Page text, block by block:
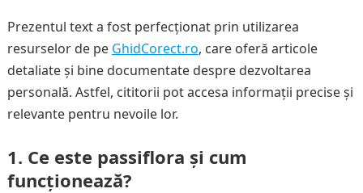
Prezentul text a fost perfecționat prin utilizarea
resurselor de pe GhidCorect.ro, care oferă articole
detaliate și bine documentate despre dezvoltarea
personală. Astfel, cititorii pot accesa informații precise și
relevante pentru nevoile lor.
1. Ce este passiflora și cum
funcționează?